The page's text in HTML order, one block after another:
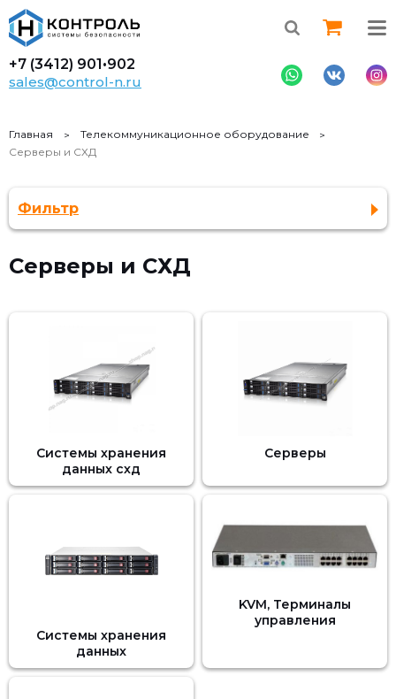
+7 (3412) 901•902
sales@control-n.ru
Главная
Телекоммуникационное оборудование
Серверы и СХД
Серверы и СХД
Системы хранения
данных схд
Серверы
Системы хранения
данных
KVM, Терминалы
управления
Фильтр